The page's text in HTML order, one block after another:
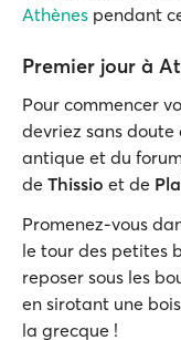
Athènes pendant
Premier jour à
Pour commencer
devriez sans
antique et du
de Thissio et de
Promenez-vous
le tour des petites
reposer sous les
en sirotant une
la grecque !